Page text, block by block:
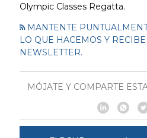
Olympic Classes Regatta.
MANTENTE
LO QUE HACEMOS Y
NEWSLETTER.
MÓJATE Y COMPARTE